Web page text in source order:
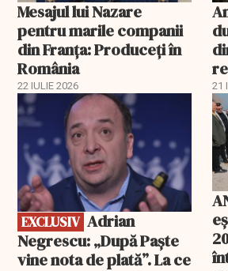
Mesajul lui Nazare
pentru marile companii
din Franța: Produceți în
România
22 IULIE 2026 21
EXCLUSIV
EXCLUSIV
Negrescu: „După Paște
vine nota de plată”. La ce